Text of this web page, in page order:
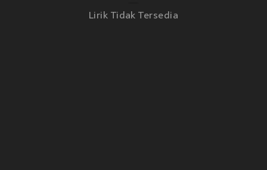
Lirik Tidak Tersedia